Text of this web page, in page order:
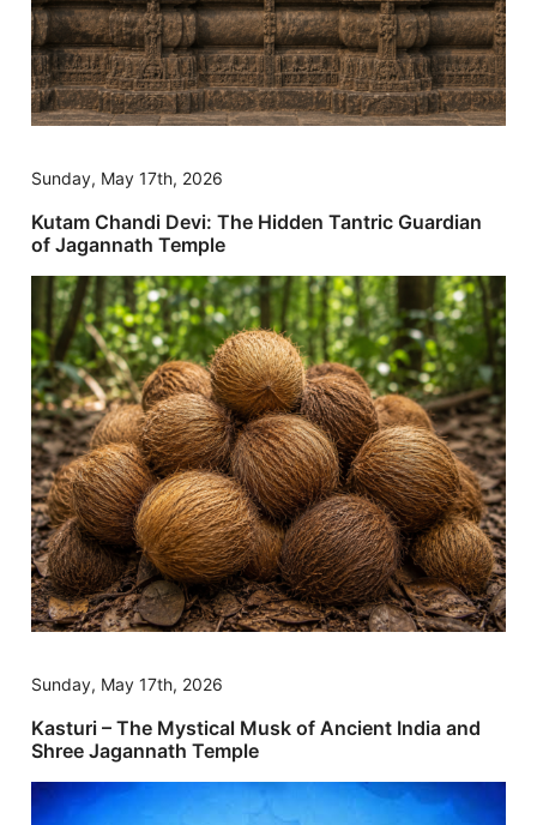
Sunday, May 17th, 2026
Kutam Chandi Devi: The Hidden Tantric Guardian
of Jagannath Temple
Sunday, May 17th, 2026
Kasturi – The Mystical Musk of Ancient India and
Shree Jagannath Temple